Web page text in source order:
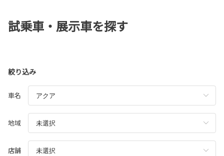
試乗車・展示車を探す
絞り込み
車名
地域
店舗